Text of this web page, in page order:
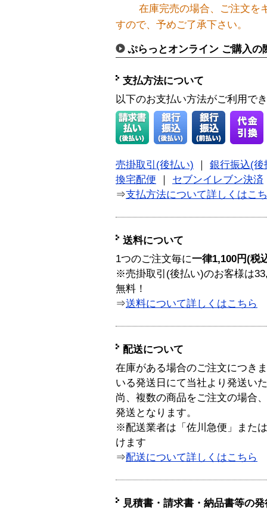
在庫完売の場合、ご注文をキ
すので、予めご了承下さい。
ぷらっとオンライン ご購入の
支払方法について
以下のお支払い方法がご利用で
売掛取引(後払い)
銀行振込(後
換宅配便
セブンイレブン決済
⇒支払方法について詳しくはこ
送料について
1つのご注文毎に一律1,100円(税
※売掛取引(後払い)のお客様は
無料！
⇒送料について詳しくはこちら
配送について
在庫がある場合のご注文につき
いる発送日にて当社より発送い
尚、複数の商品をご注文の場合
発送となります。
※配送業者は「佐川急便」また
けます
⇒配送について詳しくはこちら
見積書・請求書・納品書等の